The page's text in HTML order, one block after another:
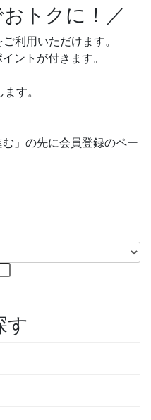
トクに！／
利用いただけます。
ントが付きます。
す。
」の先に会員登録のペー
す